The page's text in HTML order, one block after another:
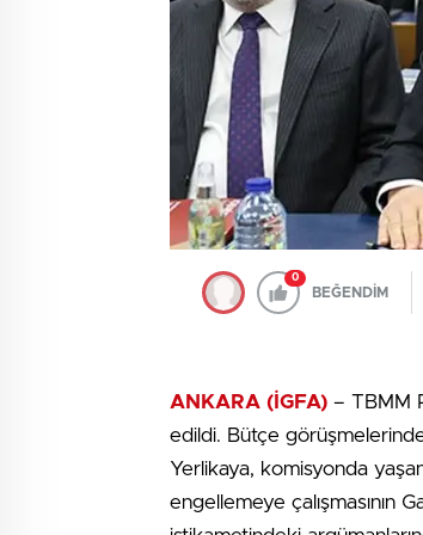
0
BEĞENDİM
ANKARA (İGFA) – TBMM
edildi. Bütçe
Yerlikaya, komisyonda
engellemeye çalışmasının